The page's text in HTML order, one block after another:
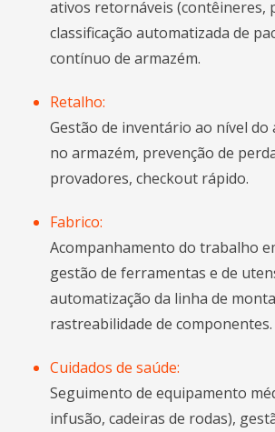
ativos retornáveis (contêineres,
classificação automatizada de
contínuo de armazém.
Retalho:
Gestão de inventário ao nível
no armazém, prevenção de
provadores, checkout rápido.
Fabrico:
Acompanhamento do trabalho
gestão de ferramentas e de
automatização da linha de
rastreabilidade de componentes.
Cuidados de saúde:
Seguimento de equipamento
infusão, cadeiras de rodas),